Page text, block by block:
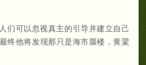
们可以忽视真主的引导并建立自己
终他将发现那只是海市蜃楼，黄粱